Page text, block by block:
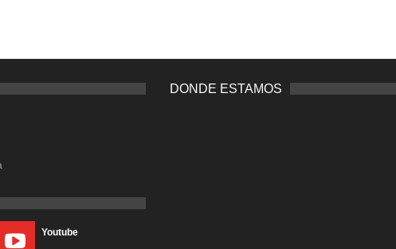
Youtube
DONDE ESTAMOS